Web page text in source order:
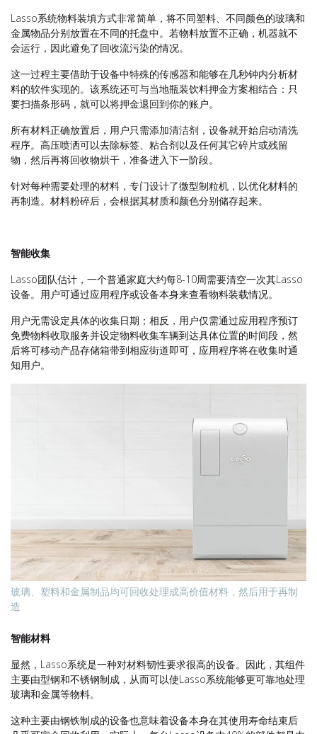
Lasso系统物料装填方式非常简单，将不同塑料、不同颜色的玻璃和
金属物品分别放置在不同的托盘中。若物料放置不正确，机器就不
会运行，因此避免了回收流污染的情况。
这一过程主要借助于设备中特殊的传感器和能够在几秒钟内分析材
料的软件实现的。该系统还可与当地瓶装饮料押金方案相结合：只
要扫描条形码，就可以将押金退回到你的账户。
所有材料正确放置后，用户只需添加清洁剂，设备就开始启动清洗
程序。高压喷洒可以去除标签、粘合剂以及任何其它碎片或残留
物，然后再将回收物烘干，准备进入下一阶段。
针对每种需要处理的材料，专门设计了微型制粒机，以优化材料的
再制造。材料粉碎后，会根据其材质和颜色分别储存起来。
智能收集
Lasso团队估计，一个普通家庭大约每8-10周需要清空一次其Lasso
设备。用户可通过应用程序或设备本身来查看物料装载情况。
用户无需设定具体的收集日期；相反，用户仅需通过应用程序预订
免费物料收取服务并设定物料收集车辆到达具体位置的时间段，然
后将可移动产品存储箱带到相应街道即可，应用程序将在收集时通
知用户。
玻璃、塑料和金属制品均可回收处理成高价值材料，然后用于再制
造
智能材料
显然，Lasso系统是一种对材料韧性要求很高的设备。因此，其组件
主要由型钢和不锈钢制成，从而可以使Lasso系统能够更可靠地处理
玻璃和金属等物料。
这种主要由钢铁制成的设备也意味着设备本身在其使用寿命结束后